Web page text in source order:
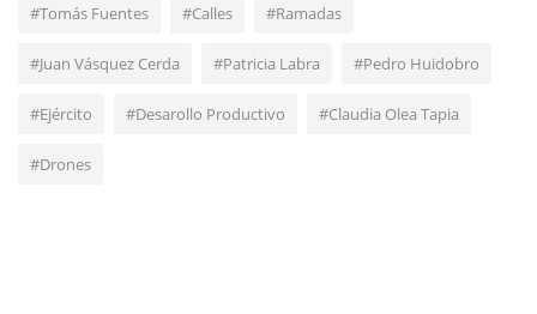
#Tomás Fuentes #Calles #Ramadas
#Juan Vásquez Cerda #Patricia Labra #Pedro Huidobro
#Ejército #Desarollo Productivo #Claudia Olea Tapia
#Drones